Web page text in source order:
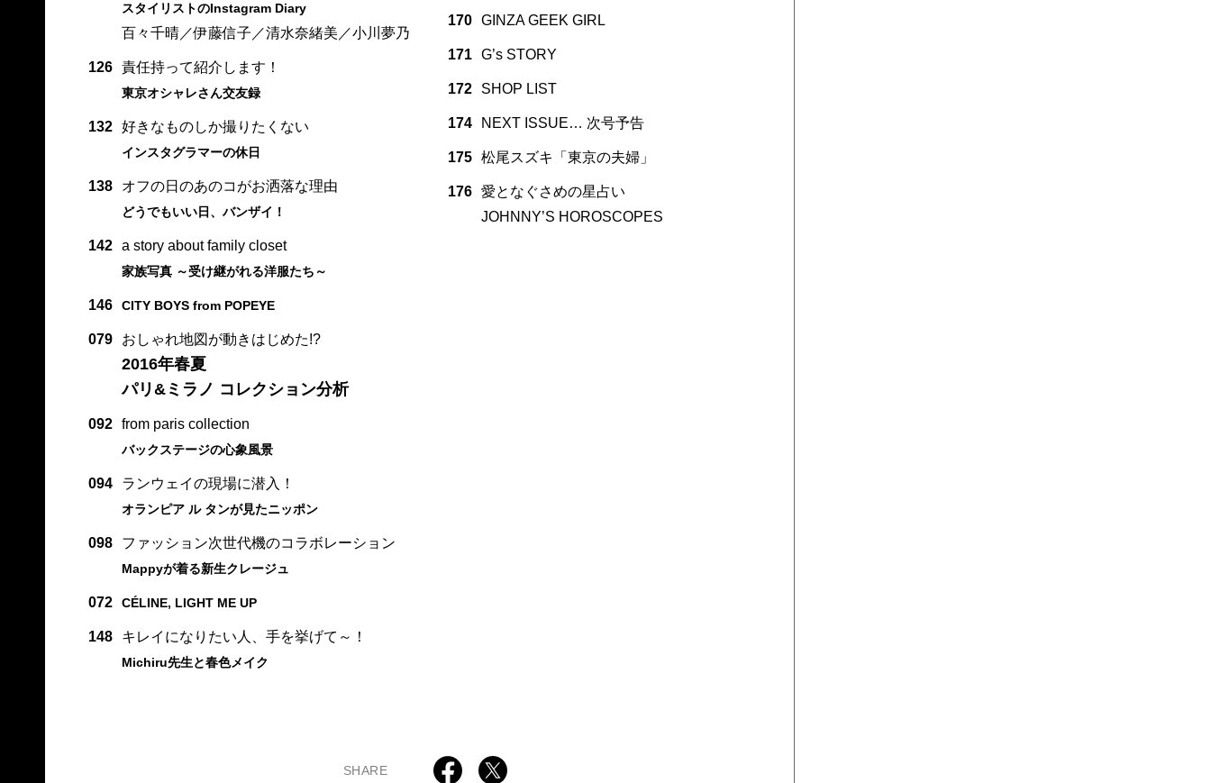
スタイリストのInstagram Diary
百々千晴／伊藤信子／清水奈緒美／小川夢乃
126 責任持って紹介します！
東京オシャレさん交友録
132 好きなものしか撮りたくない
インスタグラマーの休日
138 オフの日のあのコがお洒落な理由
どうでもいい日、バンザイ！
142 a story about family closet
家族写真 ～受け継がれる洋服たち～
146 CITY BOYS from POPEYE
079 おしゃれ地図が動きはじめた!?
2016年春夏
パリ&ミラノ コレクション分析
092 from paris collection
バックステージの心象風景
094 ランウェイの現場に潜入！
オランピア ル タンが見たニッポン
098 ファッション次世代機のコラボレーション
Mappyが着る新生クレージュ
072 CÉLINE, LIGHT ME UP
148 キレイになりたい人、手を挙げて～！
Michiru先生と春色メイク
170 GINZA GEEK GIRL
171 G’s STORY
172 SHOP LIST
174 NEXT ISSUE… 次号予告
175 松尾スズキ「東京の夫婦」
176 愛となぐさめの星占い
JOHNNY’S HOROSCOPES
SHARE